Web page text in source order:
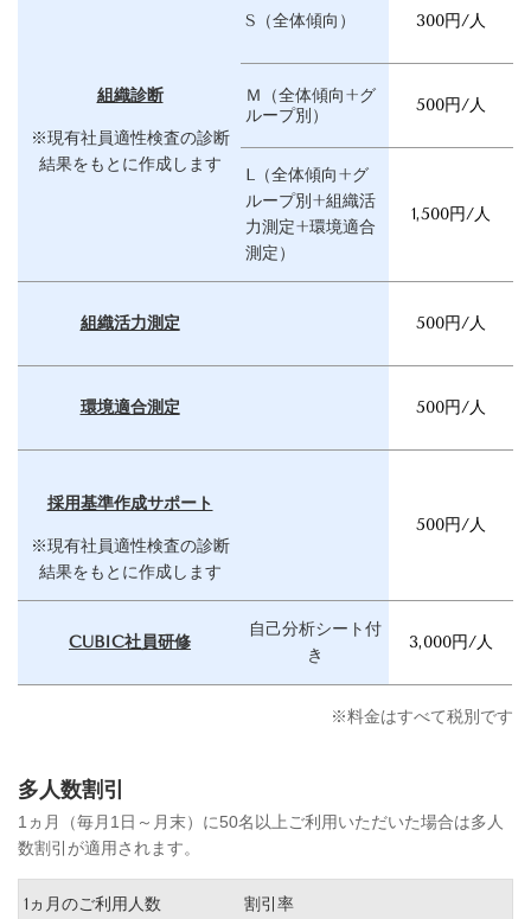
組織診断
※現有社員適性検査の診断
結果をもとに作成します
S（全体傾向） 300円/人
Ｍ（全体傾向+グ
ループ別）
500円/人
L（全体傾向+グ
ループ別+組織活
力測定+環境適合
測定）
1,500円/人
組織活力測定 500円/人
環境適合測定 500円/人
採用基準作成サポート
※現有社員適性検査の診断
結果をもとに作成します
500円/人
CUBIC社員研修
自己分析シート付
き
3,000円/人
※料金はすべて税別です
多人数割引
1ヵ月（毎月1日～月末）に50名以上ご利用いただいた場合は多人
数割引が適用されます。
1ヵ月のご利用人数 割引率